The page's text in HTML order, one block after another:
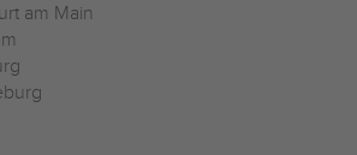
am Main